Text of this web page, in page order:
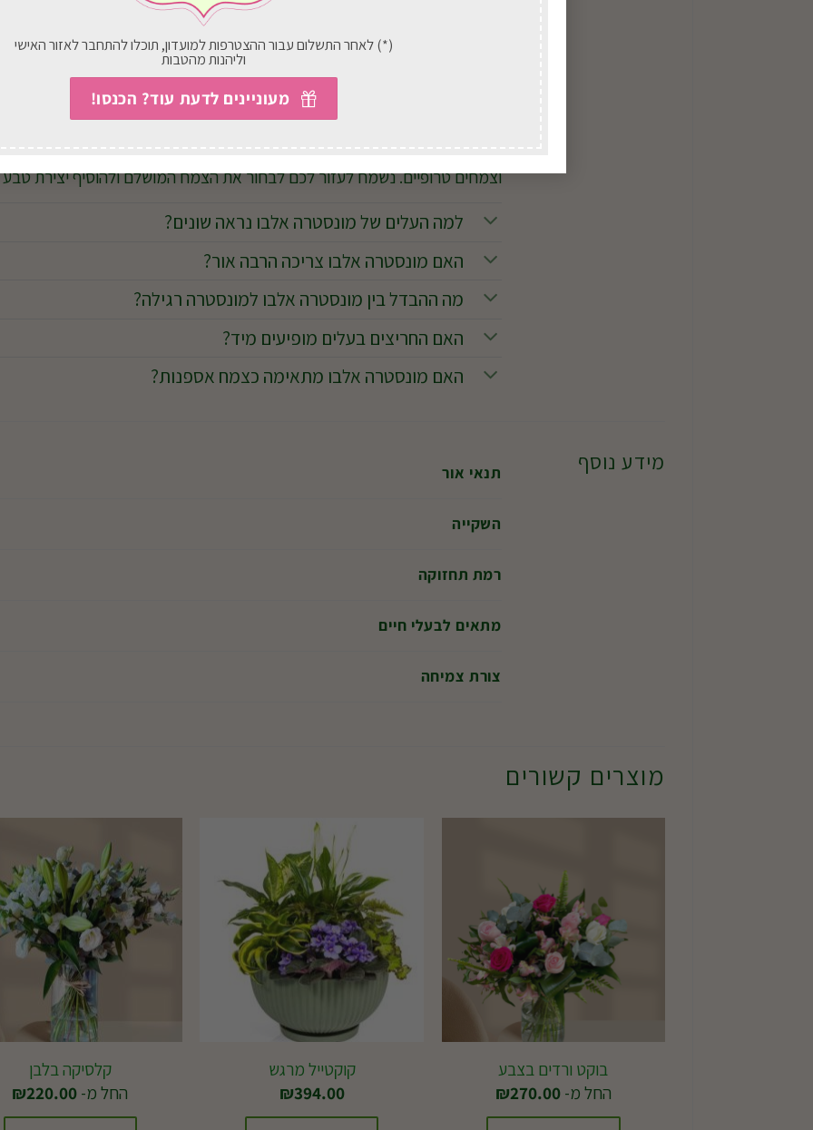
(*) לאחר התשלום עבור ההצטרפות למועדון, תוכלו להתחבר לאזור האישי
וליהנות מהטבות
מעוניינים לדעת עוד? הכנסו!
מומלץ לדשן אחת למספר שבועות בעונת הצמיחה באמצעות דשן לצמחי עלווה.
וצמחים טרופיים. נשמח לעזור לכם לבחור את הצמח המושלם ולהוסיף יצירת
למה העלים של מונסטרה אלבו נראה שונים?
האם מונסטרה אלבו צריכה הרבה אור?
מה ההבדל בין מונסטרה אלבו למונסטרה רגילה?
האם החריצים בעלים מופיעים מיד?
האם מונסטרה אלבו מתאימה כצמח אספנות?
מידע נוסף תנאי אור
השקייה
רמת תחזוקה
מתאים לבעלי חיים
צורת צמיחה
מוצרים קשורים
בוקט ורדים בצבע
החל מ-
₪270.00
קוקטייל מרגש
₪394.00
קלסיקה בלבן
החל מ-
₪220.00